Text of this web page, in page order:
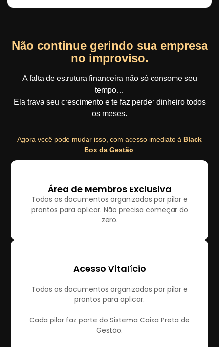
Não continue gerindo sua empresa
no improviso.
A falta de estrutura financeira não só consome seu
tempo…
Ela trava seu crescimento e te faz perder dinheiro todos
os meses.
Agora você pode mudar isso, com acesso imediato à Black
Box da Gestão:
Área de Membros Exclusiva
Todos os documentos organizados por pilar e
prontos para aplicar. Não precisa começar do
zero.
Acesso Vitalício
Todos os documentos organizados por pilar e
prontos para aplicar.
Cada pilar faz parte do Sistema Caixa Preta de
Gestão.